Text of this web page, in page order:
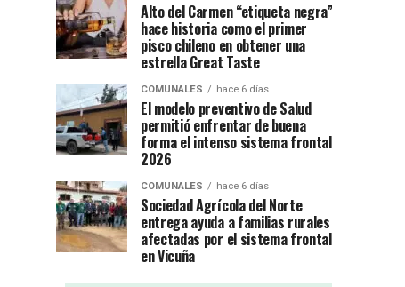
Alto del Carmen “etiqueta negra”
hace historia como el primer
pisco chileno en obtener una
estrella Great Taste
COMUNALES hace 6 días
El modelo preventivo de Salud
permitió enfrentar de buena
forma el intenso sistema frontal
2026
COMUNALES hace 6 días
Sociedad Agrícola del Norte
entrega ayuda a familias rurales
afectadas por el sistema frontal
en Vicuña